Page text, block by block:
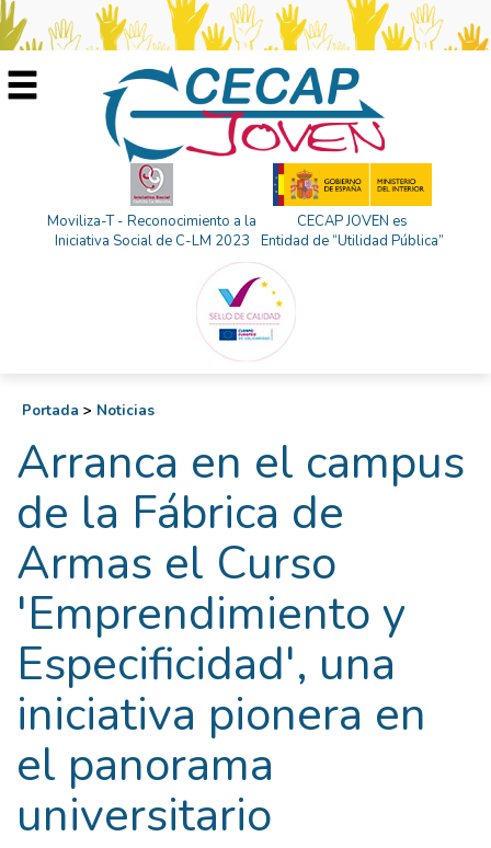
Moviliza-T - Reconocimiento a la
Iniciativa Social de C-LM 2023
CECAP JOVEN es
Entidad de “Utilidad Pública”
Portada > Noticias
Arranca en el campus
de la Fábrica de
Armas el Curso
'Emprendimiento y
Especificidad', una
iniciativa pionera en
el panorama
universitario